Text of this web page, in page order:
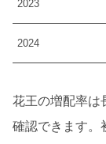
2023
2024
花王の増配率は
確認できます。